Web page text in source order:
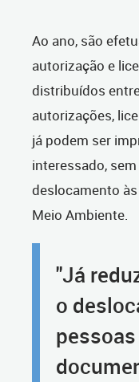
Ao ano, são
autorização e
distribuídos
autorizações,
já podem ser
interessado,
deslocamento
Meio Ambiente.
"Já
o